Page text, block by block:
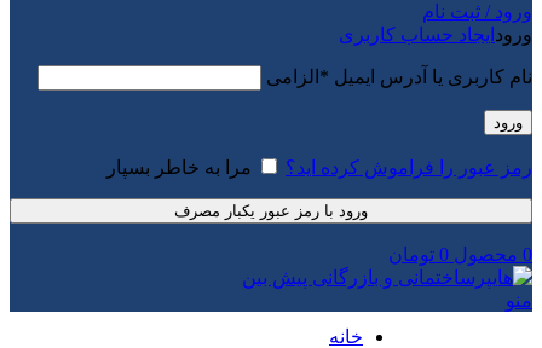
ورود / ثبت نام
ورود ایجاد حساب کاربری
نام کاربری یا آدرس ایمیل * الزامی
ورود
رمز عبور را فراموش کرده اید؟ مرا به خاطر بسپار
ورود با رمز عبور یکبار مصرف
0 محصول 0 تومان
منو
خانه